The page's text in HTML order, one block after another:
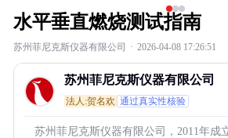
水平垂直燃烧测试指南
苏州菲尼克斯仪器有限公司 · 2026-04-08 17:26:51
苏州菲尼克斯仪器有限公司
法人:贺名欢 通过真实性核验
苏州菲尼克斯仪器有限公司，2011年成